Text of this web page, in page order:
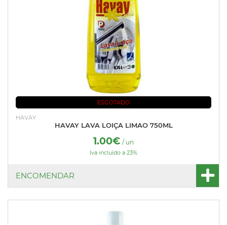
ESGOTADO
HAVAY
HAVAY LAVA LOIÇA LIMAO 750ML
1.00€ / un
Iva incluído a 23%
ENCOMENDAR